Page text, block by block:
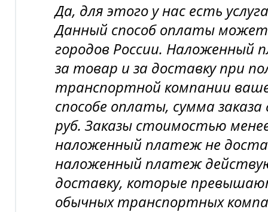
Да, для этого у нас есть
Данный способ оплаты может
городов России.
за товар и за доставку при
транспортной компании
способе оплаты, сумма
руб. Заказы стоимостью
наложенный платеж не
наложенный платеж
доставку, которые
обычных транспортных